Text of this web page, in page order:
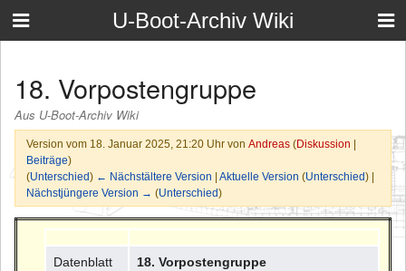
U-Boot-Archiv Wiki
18. Vorpostengruppe
Aus U-Boot-Archiv Wiki
Version vom 18. Januar 2025, 21:20 Uhr von Andreas (Diskussion |
Beiträge)
(Unterschied) ← Nächstältere Version | Aktuelle Version (Unterschied) |
Nächstjüngere Version → (Unterschied)
Datenblatt 18. Vorpostengruppe